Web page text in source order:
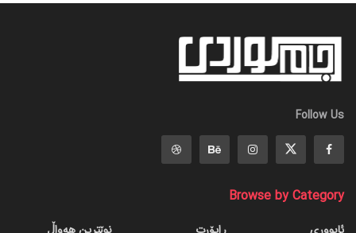
Follow Us
Browse by Category
ئابووری
ڕاپۆرت
نوێترین هەواڵ